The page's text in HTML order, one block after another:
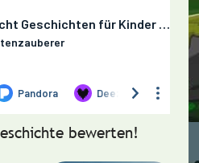
bewerten!